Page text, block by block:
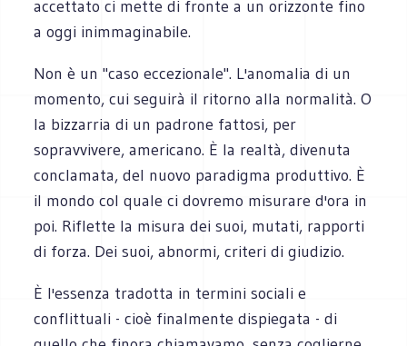
accettato ci mette di fronte a un orizzonte fino
a oggi inimmaginabile.
Non è un "caso eccezionale". L'anomalia di un
momento, cui seguirà il ritorno alla normalità. O
la bizzarria di un padrone fattosi, per
sopravvivere, americano. È la realtà, divenuta
conclamata, del nuovo paradigma produttivo. È
il mondo col quale ci dovremo misurare d'ora in
poi. Riflette la misura dei suoi, mutati, rapporti
di forza. Dei suoi, abnormi, criteri di giudizio.
È l'essenza tradotta in termini sociali e
conflittuali - cioè finalmente dispiegata - di